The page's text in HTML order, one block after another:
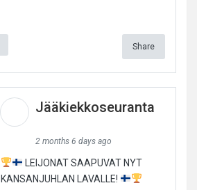
Share
Jääkiekkoseuranta
2 months 6 days ago
LEIJONAT SAAPUVAT NYT
KANSANJUHLAN LAVALLE!